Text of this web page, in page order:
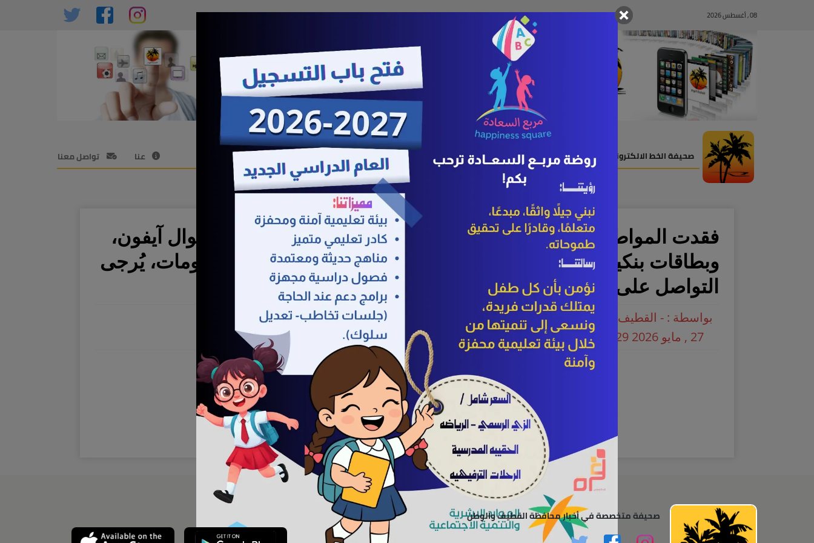
08 , أغسطس 2026
صحيفة الخط الالكترونية صحيفة متخصصة في أخبار محافظة القطيف والوطن عنا تواصل معنا
فقدت المواطنة فاطمة العسيف حقيبة باللون البني، يوجد بداخلها جوال آيفون،
وبطاقات بنكية، وهوية، ورخصة قيادة. لمن يعثر عليها أو لديه أي معلومات، يُرجى
التواصل على الرقم: 0541811283
بواسطة : - القطيف اليوم
27 , مايو 2026 01:29 م
صحيفة متخصصة في أخبار محافظة القطيف والوطن